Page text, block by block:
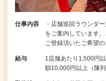
仕事内容
・店舗巡回ラウンダ
をご案内しています
ご登録頂いたご希望
給与
1店舗あたり1,500円
額10,000円以上（陳